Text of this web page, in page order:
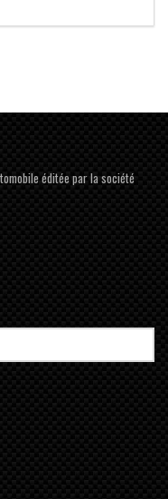
éditée par la société